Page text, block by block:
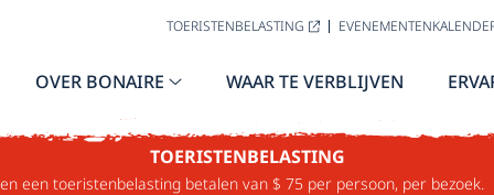
TOERISTENBELASTING
OVER BONAIRE WAAR TE VERBLIJVEN
TOERISTENBELASTING
een toeristenbelasting betalen van $ 75 per persoon, per bezoek.